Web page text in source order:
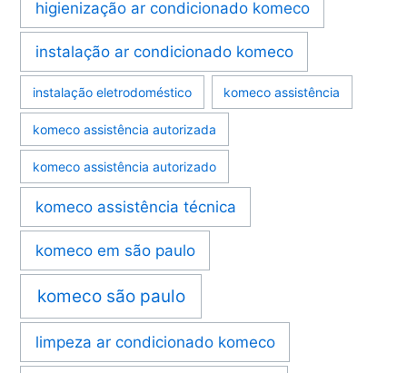
higienização ar condicionado komeco
instalação ar condicionado komeco
instalação eletrodoméstico komeco assistência
komeco assistência autorizada
komeco assistência autorizado
komeco assistência técnica
komeco em são paulo
komeco são paulo
limpeza ar condicionado komeco